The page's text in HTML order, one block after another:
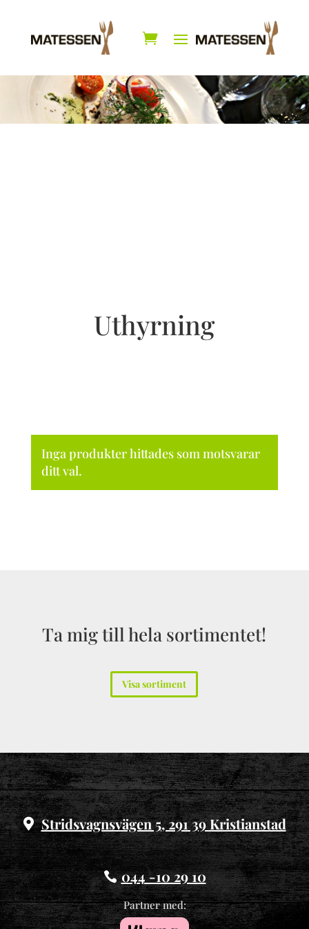
Uthyrning
Inga produkter hittades som motsvarar
ditt val.
Ta mig till hela sortimentet!
Visa sortiment
Stridsvagnsvägen 5, 291 39 Kristianstad
044 -10 29 10
Partner med: